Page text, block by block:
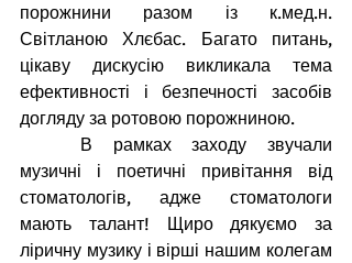
порожнини разом із к.мед.н.
Світланою Хлєбас. Багато питань,
цікаву дискусію викликала тема
ефективності і безпечності засобів
догляду за ротовою порожниною.
В рамках заходу звучали
музичні і поетичні привітання від
стоматологів, адже стоматологи
мають талант! Щиро дякуємо за
ліричну музику і вірші нашим колегам